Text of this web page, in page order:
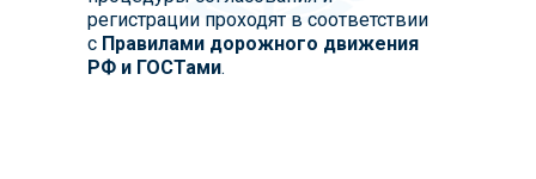
регистрации проходят в соответствии
с Правилами дорожного движения
РФ и ГОСТами.